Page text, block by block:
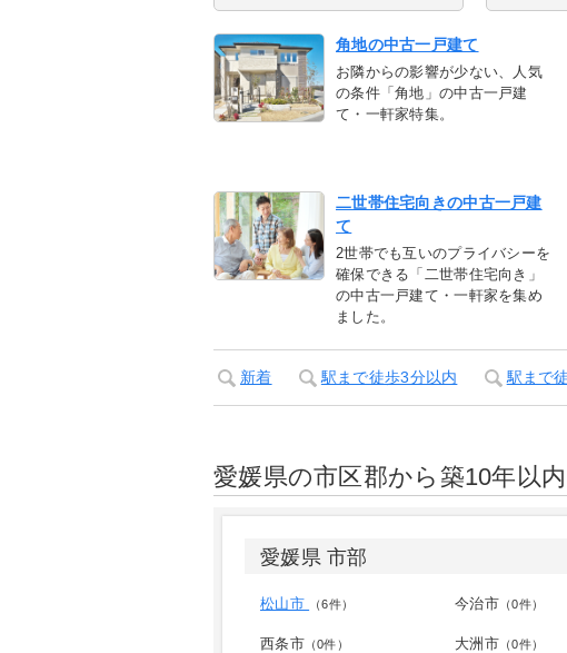
角地の中古一戸建て
お隣からの影響が少ない、人気
の条件「角地」の中古一戸建
て・一軒家特集。
二世帯住宅向きの中古一戸建
て
2世帯でも互いのプライバシーを
確保できる「二世帯住宅向き」
の中古一戸建て・一軒家を集め
ました。
新着 駅まで徒歩3分以内 駅まで
愛媛県の市区郡から築10年以
愛媛県 市部
松山市 （6件） 今治市 （0件）
西条市（0件） 大洲市 （0件）